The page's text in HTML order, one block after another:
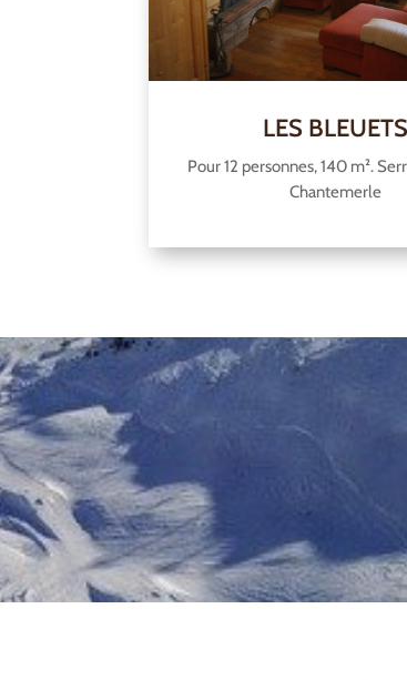
LES BLEUETS
Pour 12 personnes, 140 m².
Chantemerle